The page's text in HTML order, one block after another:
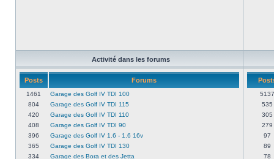
Activité dans les forums
Posts Forums
1461
Garage des Golf IV TDI 100
804
Garage des Golf IV TDI 115
420
Garage des Golf IV TDI 110
408
Garage des Golf IV TDI 90
396
Garage des Golf IV 1.6 - 1.6 16v
365
Garage des Golf IV TDI 130
334
Garage des Bora et des Jetta
5137
535
305
279
97
89
78